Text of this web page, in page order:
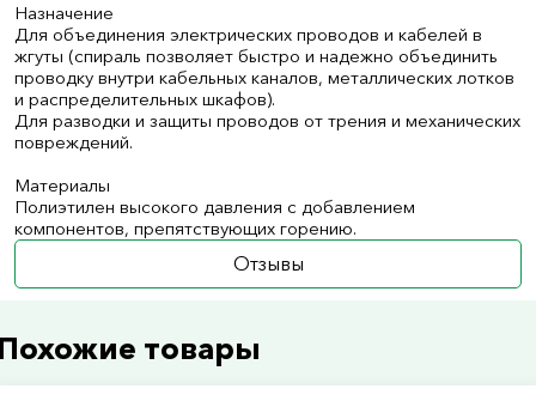
Назначение
Для объединения электрических проводов и кабелей в
жгуты (спираль позволяет быстро и надежно объединить
проводку внутри кабельных каналов, металлических лотков
и распределительных шкафов).
Для разводки и защиты проводов от трения и механических
повреждений.
Материалы
Полиэтилен высокого давления с добавлением
компонентов, препятствующих горению.
Отзывы
товары